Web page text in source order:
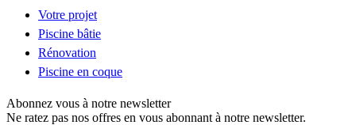
Votre projet
Piscine bâtie
Rénovation
Piscine en coque
Abonnez vous à notre newsletter
Ne ratez pas nos offres en vous abonnant à notre newsletter.